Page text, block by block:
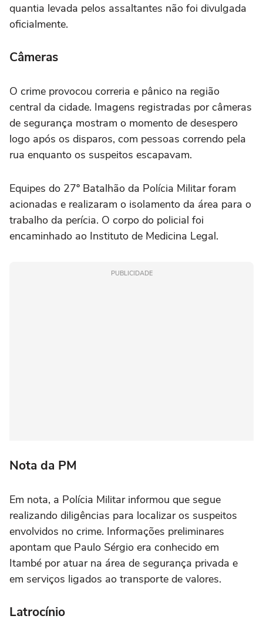
quantia levada pelos assaltantes não foi divulgada
oficialmente.
Câmeras
O crime provocou correria e pânico na região
central da cidade. Imagens registradas por câmeras
de segurança mostram o momento de desespero
logo após os disparos, com pessoas correndo pela
rua enquanto os suspeitos escapavam.
Equipes do 27º Batalhão da Polícia Militar foram
acionadas e realizaram o isolamento da área para o
trabalho da perícia. O corpo do policial foi
encaminhado ao Instituto de Medicina Legal.
PUBLICIDADE
Nota da PM
Em nota, a Polícia Militar informou que segue
realizando diligências para localizar os suspeitos
envolvidos no crime. Informações preliminares
apontam que Paulo Sérgio era conhecido em
Itambé por atuar na área de segurança privada e
em serviços ligados ao transporte de valores.
Latrocínio